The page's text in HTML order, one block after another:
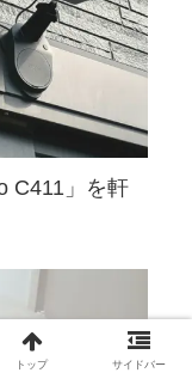
C411」を軒
トップ サイドバー